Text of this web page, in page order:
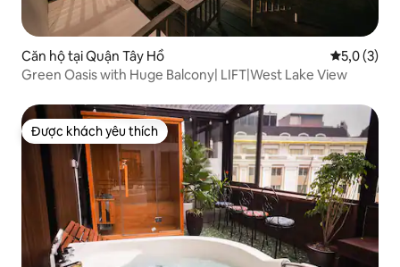
Căn hộ tại Quận Tây Hồ Xếp hạng
5,0 (3)
Green Oasis with Huge Balcony| LIFT|West Lake View
Được khách yêu thích
Được khách yêu thích